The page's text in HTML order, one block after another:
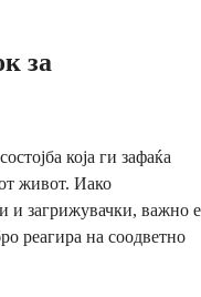
за
која ги зафаќа
живот. Иако
и загрижувачки, важно е
реагира на соодветно